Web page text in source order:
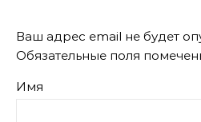
Ваш адрес email не будет
Обязательные поля
Имя